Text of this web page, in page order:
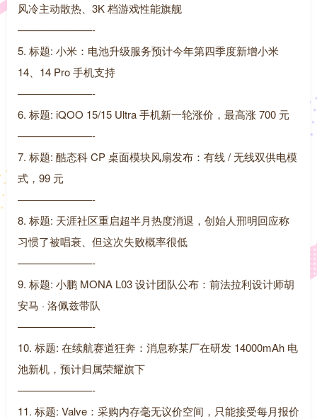
风冷主动散热、3K 档游戏性能旗舰
———————-
5. 标题: 小米：电池升级服务预计今年第四季度新增小米
14、14 Pro 手机支持
———————-
6. 标题: iQOO 15/15 Ultra 手机新一轮涨价，最高涨 700 元
———————-
7. 标题: 酷态科 CP 桌面模块风扇发布：有线 / 无线双供电模
式，99 元
———————-
8. 标题: 天涯社区重启超半月热度消退，创始人邢明回应称
习惯了被唱衰、但这次失败概率很低
———————-
9. 标题: 小鹏 MONA L03 设计团队公布：前法拉利设计师胡
安马 · 洛佩兹带队
———————-
10. 标题: 在续航赛道狂奔：消息称某厂在研发 14000mAh 电
池新机，预计归属荣耀旗下
———————-
11. 标题: Valve：采购内存毫无议价空间，只能接受每月报价